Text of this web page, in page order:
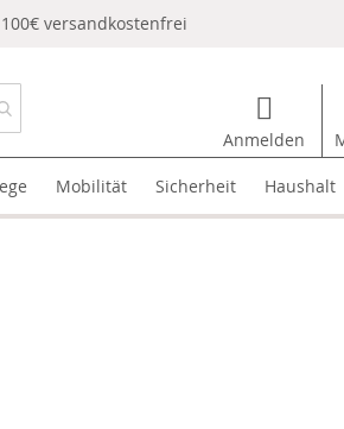
versandkostenfrei
Anmelden
Mobilität Sicherheit Haushalt